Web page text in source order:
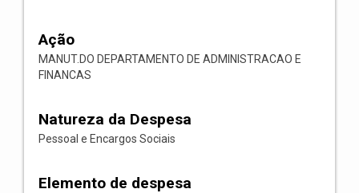
Ação
MANUT.DO DEPARTAMENTO DE ADMINISTRACAO E
FINANCAS
Natureza da Despesa
Pessoal e Encargos Sociais
Elemento de despesa